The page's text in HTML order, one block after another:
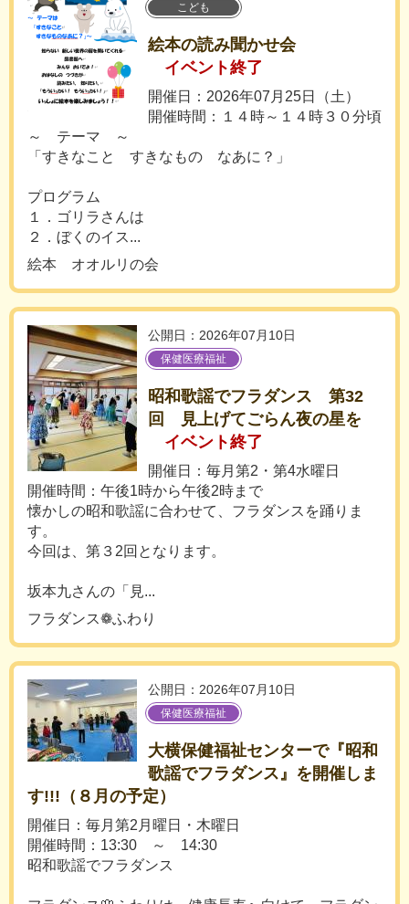
こども
絵本の読み聞かせ会
イベント終了
開催日：2026年07月25日（土）
開催時間：１４時～１４時３０分頃
～ テーマ ～
「すきなこと すきなもの なあに？」
プログラム
１．ゴリラさんは
２．ぼくのイス...
絵本 オオルリの会
公開日：2026年07月10日
保健医療福祉
昭和歌謡でフラダンス 第32
回 見上げてごらん夜の星を
イベント終了
開催日：毎月第2・第4水曜日
開催時間：午後1時から午後2時まで
懐かしの昭和歌謡に合わせて、フラダンスを踊りま
す。
今回は、第３2回となります。
坂本九さんの「見...
フラダンス❁ふわり
公開日：2026年07月10日
保健医療福祉
大横保健福祉センターで『昭和
歌謡でフラダンス』を開催しま
す!!!（８月の予定）
開催日：毎月第2月曜日・木曜日
開催時間：13:30 ～ 14:30
昭和歌謡でフラダンス